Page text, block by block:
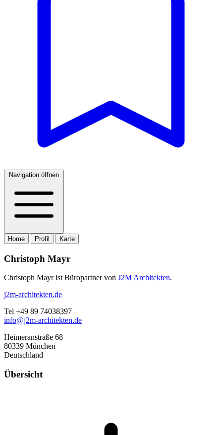
Navigation öffnen
Home Profil Karte
Christoph Mayr
Christoph Mayr ist Büropartner von J2M Architekten.
j2m-architekten.de
Tel +49 89 74038397
info@j2m-architekten.de
Heimeranstraße 68
80339 München
Deutschland
Übersicht